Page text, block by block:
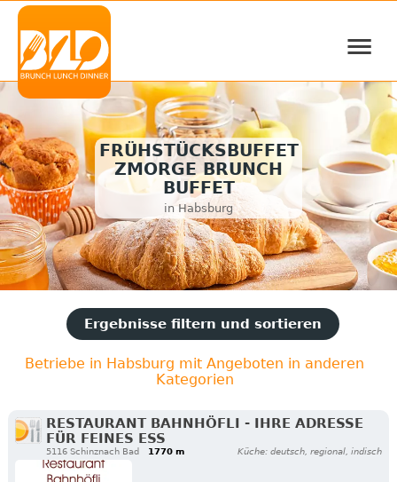
≡
FRÜHSTÜCKSBUFFET
ZMORGE BRUNCH
BUFFET
in Habsburg
Ergebnisse filtern und sortieren
Betriebe in Habsburg mit Angeboten in anderen
Kategorien
RESTAURANT BAHNHÖFLI - IHRE ADRESSE
FÜR FEINES ESS
5116 Schinznach Bad 1770 m Küche: deutsch, regional, indisch